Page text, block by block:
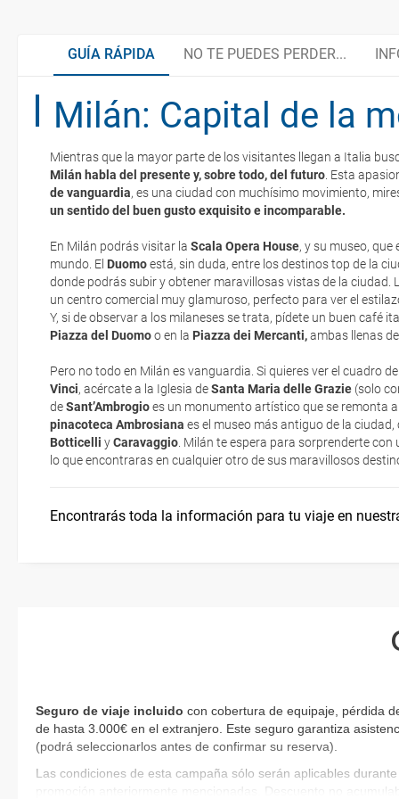
GUÍA RÁPIDA NO TE PUEDES PERDER...
Milán: Capital de la
Mientras que la mayor parte de los visitantes llegan a Italia
Milán habla del presente y, sobre todo, del futuro . Esta
de vanguardia, es una ciudad con muchísimo movimiento,
un sentido del buen gusto exquisito e incomparable.
En Milán podrás visitar la Scala Opera House, y su museo, que
mundo. El Duomoestá, sin duda, entre los destinos top de la
donde podrás subir y obtener maravillosas vistas de la ciudad.
un centro comercial muy glamuroso, perfecto para ver el
Y, si de observar a los milaneses se trata, pídete un buen café
Piazza del Duomoo en la Piazza dei Mercanti,ambas llenas
Pero no todo en Milán es vanguardia. Si quieres ver el cuadro de
Vinci, acércate a la Iglesia deSanta Maria delle Grazie (solo
deSant’Ambrogioes un monumento artístico que se remonta
pinacoteca Ambrosiana es el museo más antiguo de la ciudad,
Botticelli yCaravaggio . Milán te espera para sorprenderte
lo que encontraras en cualquier otro de sus maravillosos
Encontrarás toda la información para tu viaje en
Milán, entre moda y diseño
Cortina 2026
El Duomo
Organiza tu viaje
Documentación
Asistencia sanitaria
Moneda y tarjetas
Fiestas nacionales
La documentación de tu reserva te será enviada por mail en el
esté realizado completamente.
electrónicos por lo que podrás obtenerlas directamente en los
realizando el check-in por su web.
Eso sí, deberás estar atento si viajas con una compañía low cost,
exigen la presentación de la tarjeta de embarque (que deberás
no te carguen un suplemento extra en el mismo aeropuerto.
En caso de tener que enviarte la documentación de un paquete
te enviaremos la documentación de tu reserva alrededor de 10
imprimir y llevar contigo en el viaje.
Esta documentación te será requerida en el mostrador de la
check-in el día de la salida.
Seguro de viaje incluido con cobertura de equipaje, pérdida
de hasta 3.000€ en el extranjero. Este seguro garantiza
(podrá seleccionarlos antes de confirmar su reserva)
Las condiciones de esta campaña sólo serán aplicables
promoción anteriormente mencionadas. Descuento no